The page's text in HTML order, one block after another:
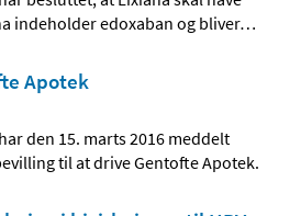
indeholder edoxaban og bliver…
Apotek
den 15. marts 2016 meddelt
til at drive Gentofte Apotek.